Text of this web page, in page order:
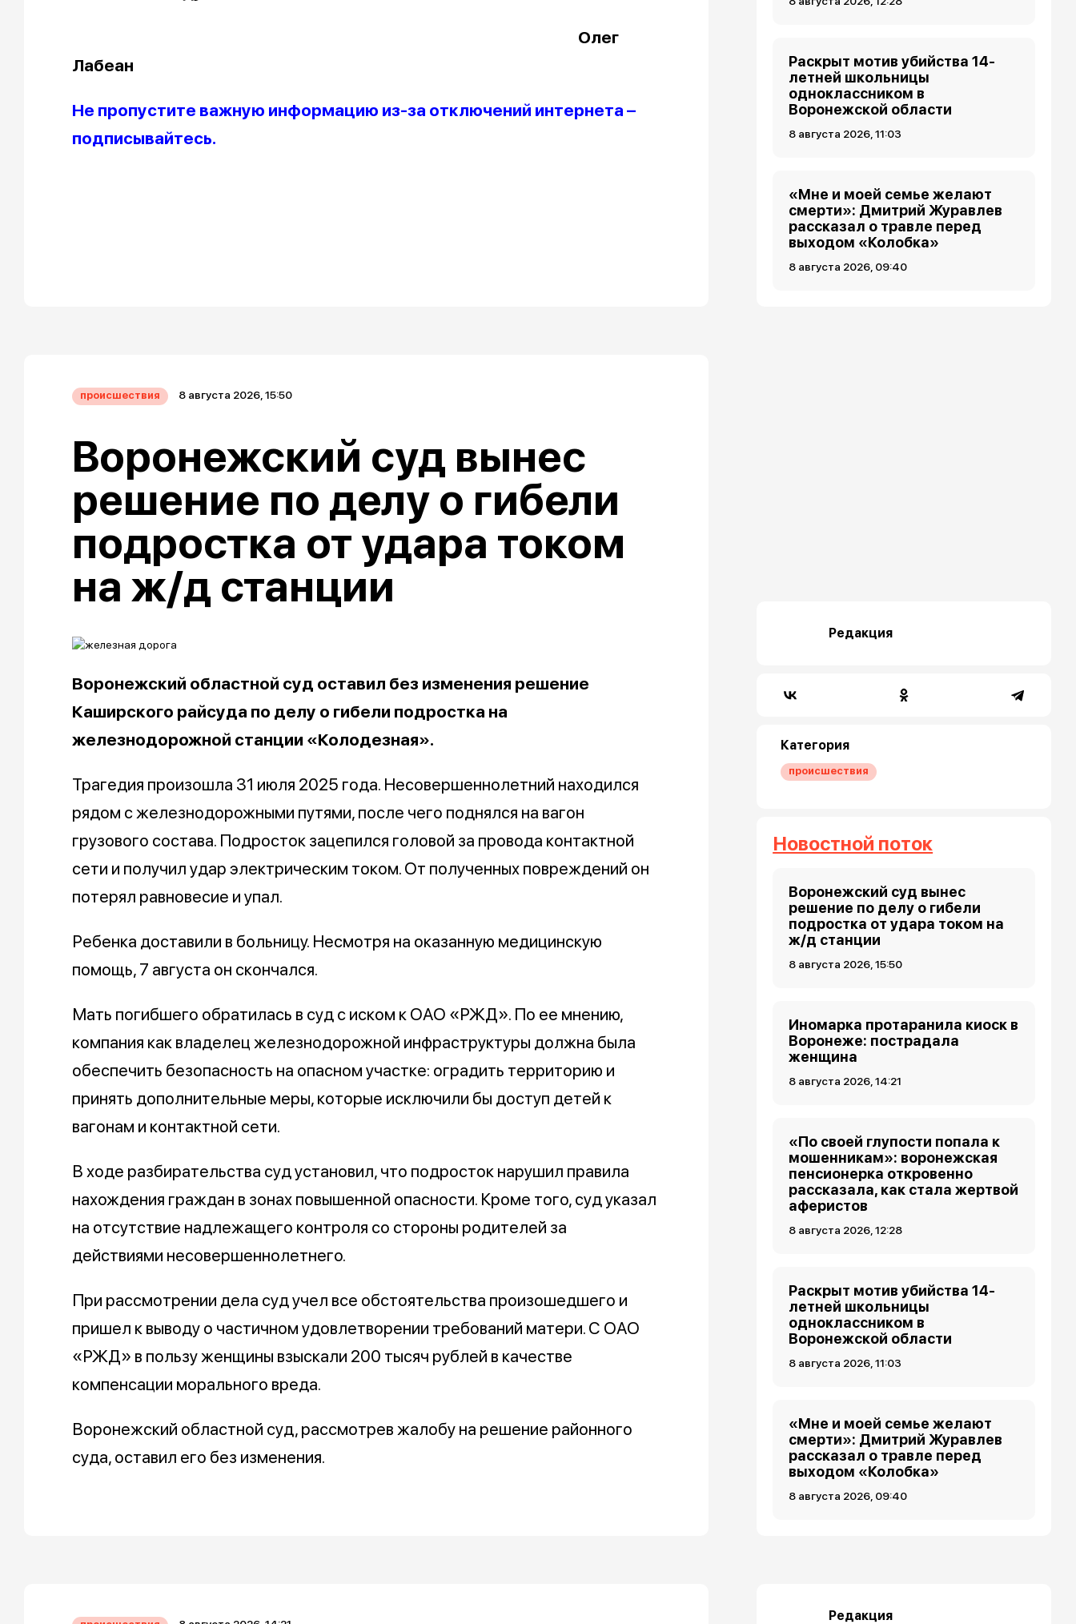
Олег
Лабеан
Не пропустите важную информацию из-за отключений интернета –
подписывайтесь.
Раскрыт мотив убийства 14-
летней школьницы
одноклассником в
Воронежской области
8 августа 2026, 11:03
«Мне и моей семье желают
смерти»: Дмитрий Журавлев
рассказал о травле перед
выходом «Колобка»
8 августа 2026, 09:40
происшествия 8 августа 2026, 15:50
Воронежский суд вынес
решение по делу о гибели
подростка от удара током
на ж/д станции
Воронежский областной суд оставил без изменения решение
Каширского райсуда по делу о гибели подростка на
железнодорожной станции «Колодезная».
Трагедия произошла 31 июля 2025 года. Несовершеннолетний находился
рядом с железнодорожными путями, после чего поднялся на вагон
грузового состава. Подросток зацепился головой за провода контактной
сети и получил удар электрическим током. От полученных повреждений он
потерял равновесие и упал.
Ребенка доставили в больницу. Несмотря на оказанную медицинскую
помощь, 7 августа он скончался.
Мать погибшего обратилась в суд с иском к ОАО «РЖД». По ее мнению,
компания как владелец железнодорожной инфраструктуры должна была
обеспечить безопасность на опасном участке: оградить территорию и
принять дополнительные меры, которые исключили бы доступ детей к
вагонам и контактной сети.
В ходе разбирательства суд установил, что подросток нарушил правила
нахождения граждан в зонах повышенной опасности. Кроме того, суд указал
на отсутствие надлежащего контроля со стороны родителей за
действиями несовершеннолетнего.
При рассмотрении дела суд учел все обстоятельства произошедшего и
пришел к выводу о частичном удовлетворении требований матери. С ОАО
«РЖД» в пользу женщины взыскали 200 тысяч рублей в качестве
компенсации морального вреда.
Воронежский областной суд, рассмотрев жалобу на решение районного
суда, оставил его без изменения.
Редакция
Категория
происшествия
Новостной поток
Воронежский суд вынес
решение по делу о гибели
подростка от удара током на
ж/д станции
8 августа 2026, 15:50
Иномарка протаранила киоск в
Воронеже: пострадала
женщина
8 августа 2026, 14:21
«По своей глупости попала к
мошенникам»: воронежская
пенсионерка откровенно
рассказала, как стала жертвой
аферистов
8 августа 2026, 12:28
Раскрыт мотив убийства 14-
летней школьницы
одноклассником в
Воронежской области
8 августа 2026, 11:03
«Мне и моей семье желают
смерти»: Дмитрий Журавлев
рассказал о травле перед
выходом «Колобка»
8 августа 2026, 09:40
Редакция